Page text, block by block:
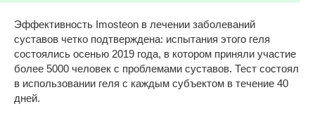
Эффективность Imosteon в лечении заболеваний
суставов четко подтверждена: испытания этого геля
состоялись осенью 2019 года, в котором приняли участие
более 5000 человек с проблемами суставов. Тест состоял
в использовании геля с каждым субъектом в течение 40
дней.